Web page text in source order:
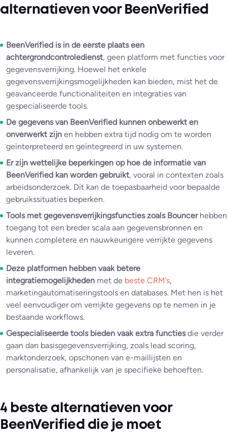
alternatieven voor BeenVerified
BeenVerified is in de eerste plaats een
achtergrondcontroledienst, geen platform met functies voor
gegevensverrijking. Hoewel het enkele
gegevensverrijkingsmogelijkheden kan bieden, mist het de
geavanceerde functionaliteiten en integraties van
gespecialiseerde tools.
De gegevens van BeenVerified kunnen onbewerkt en
onverwerkt zijn en hebben extra tijd nodig om te worden
geïnterpreteerd en geïntegreerd in uw systemen.
Er zijn wettelijke beperkingen op hoe de informatie van
BeenVerified kan worden gebruikt, vooral in contexten zoals
arbeidsonderzoek. Dit kan de toepasbaarheid voor bepaalde
gebruikssituaties beperken.
Tools met gegevensverrijkingsfuncties zoals Bouncer hebben
toegang tot een breder scala aan gegevensbronnen en
kunnen completere en nauwkeurigere verrijkte gegevens
leveren.
Deze platformen hebben vaak betere
integratiemogelijkheden met de beste CRM’s,
marketingautomatiseringstools en databases. Met hen is het
veel eenvoudiger om verrijkte gegevens op te nemen in je
bestaande workflows.
Gespecialiseerde tools bieden vaak extra functiesdie verder
gaan dan basisgegevensverrijking, zoals lead scoring,
marktonderzoek, opschonen van e-maillijsten en
personalisatie, afhankelijk van je specifieke behoeften.
4 beste alternatieven voor
BeenVerified die je moet